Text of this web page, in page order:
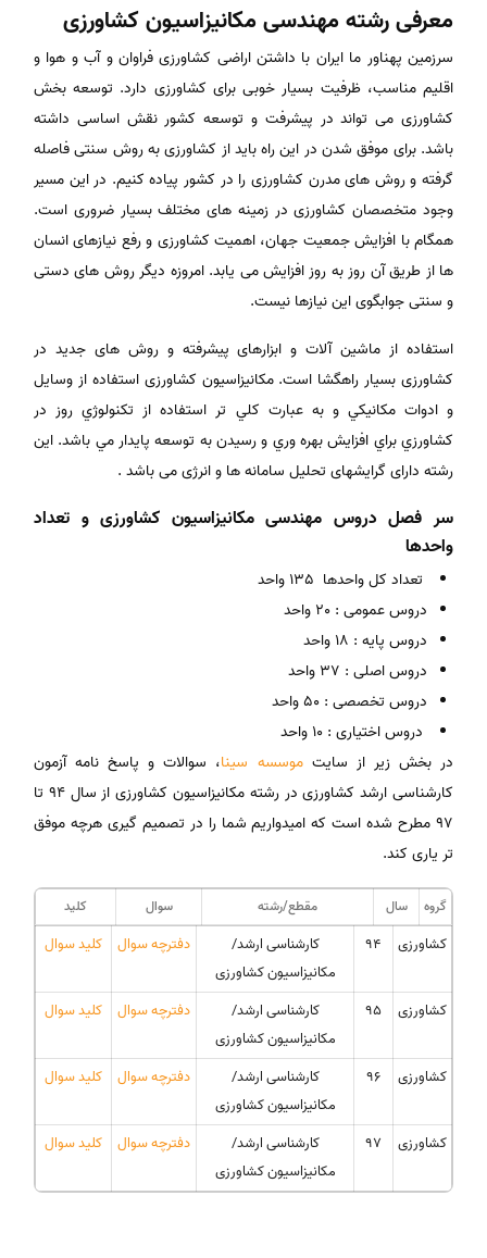
معرفی رشته مهندسی مکانیزاسیون کشاورزی
سرزمین پهناور ما ایران با داشتن اراضی کشاورزی فراوان و آب و هوا و
اقلیم مناسب، ظرفیت بسیار خوبی برای کشاورزی دارد. توسعه بخش
کشاورزی می تواند در پیشرفت و توسعه کشور نقش اساسی داشته
باشد. برای موفق شدن در این راه باید از کشاورزی به روش سنتی فاصله
گرفته و روش های مدرن کشاورزی را در کشور پیاده کنیم. در این مسیر
وجود متخصصان کشاورزی در زمینه های مختلف بسیار ضروری است.
همگام با افزایش جمعیت جهان، اهمیت کشاورزی و رفع نیازهای انسان
ها از طریق آن روز به روز افزایش می یابد. امروزه دیگر روش های دستی
و سنتی جوابگوی این نیازها نیست.
استفاده از ماشین آلات و ابزارهای پیشرفته و روش های جدید در
کشاورزی بسیار راهگشا است. مكانيزاسيون کشاورزی استفاده از وسايل
و ادوات مكانيكي و به عبارت كلي تر استفاده از تكنولوژي روز در
كشاورزي براي افزايش بهره وري و رسیدن به توسعه پایدار مي باشد. این
رشته دارای گرایشهای تحلیل سامانه ها و انرژی می باشد .
سر فصل دروس مهندسی مکانیزاسیون کشاورزی و تعداد
واحدها
تعداد کل واحدها 135 واحد
دروس عمومی : 20 واحد
دروس پایه : 18 واحد
دروس اصلی : 37 واحد
دروس تخصصی : 50 واحد
دروس اختیاری : 10 واحد
در بخش زیر از سایتموسسه سینا، سوالات و پاسخ نامه آزمون
کارشناسی ارشد کشاورزی در رشته مکانیزاسیون کشاورزی از سال ۹۴ تا
97 مطرح شده است که امیدواریم شما را در تصمیم گیری هرچه موفق
تر یاری کند.
گروه سال مقطع/رشته سوال کلید
کشاورزی ۹۴
کارشناسی ارشد/
مکانیزاسیون کشاورزی
دفترچه سوال کلید سوال
کشاورزی ۹۵
کارشناسی ارشد/
مکانیزاسیون کشاورزی
دفترچه سوال کلید سوال
کشاورزی 96
کارشناسی ارشد/
مکانیزاسیون کشاورزی
دفترچه سوال کلید سوال
کشاورزی 97
کارشناسی ارشد/
مکانیزاسیون کشاورزی
دفترچه سوال کلید سوال